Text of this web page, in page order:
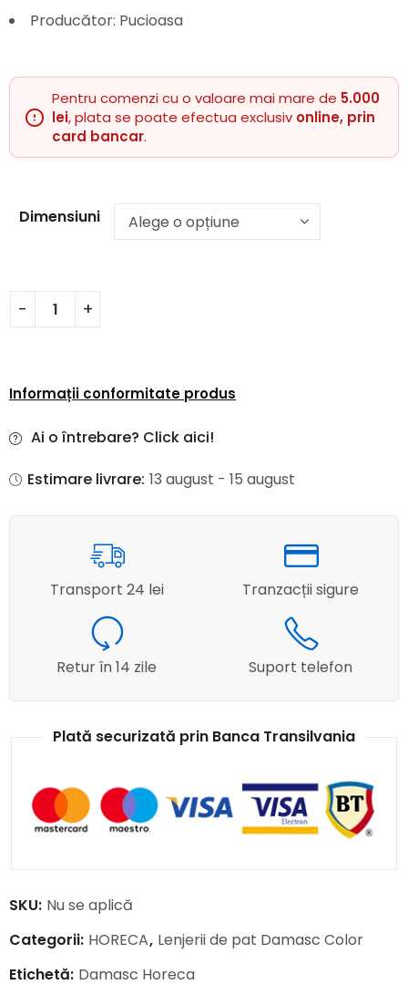
Producător: Pucioasa
Pentru comenzi cu o valoare mai mare de 5.000
lei, plata se poate efectua exclusiv online, prin
card bancar.
Dimensiuni
Informații conformitate produs
Ai o întrebare? Click aici!
Estimare livrare: 13 august - 15 august
Transport 24 lei Tranzacții sigure
Retur în 14 zile Suport telefon
Plată securizată prin Banca Transilvania
SKU: Nu se aplică
Categorii: HORECA, Lenjerii de pat Damasc Color
Etichetă: Damasc Horeca